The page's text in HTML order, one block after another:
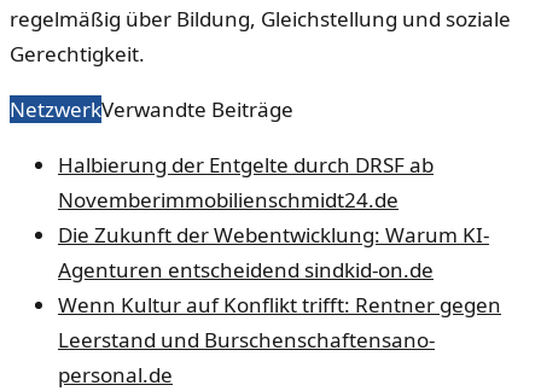
regelmäßig über Bildung, Gleichstellung und soziale
Gerechtigkeit.
NetzwerkVerwandte Beiträge
Halbierung der Entgelte durch DRSF ab
Novemberimmobilienschmidt24.de
Die Zukunft der Webentwicklung: Warum KI-
Agenturen entscheidend sindkid-on.de
Wenn Kultur auf Konflikt trifft: Rentner gegen
Leerstand und Burschenschaftensano-
personal.de